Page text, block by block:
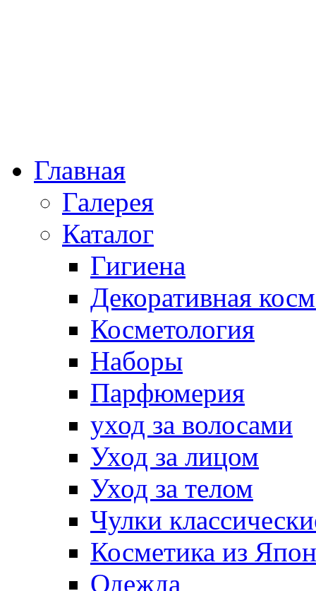
Главная
Галерея
Каталог
Гигиена
Декоративная
Косметология
Наборы
Парфюмерия
уход за волосами
Уход за лицом
Уход за телом
Чулки
Косметика из
Одежда